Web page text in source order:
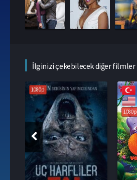
İlginizi çekebilecek diğer filmler
1080p
1080p